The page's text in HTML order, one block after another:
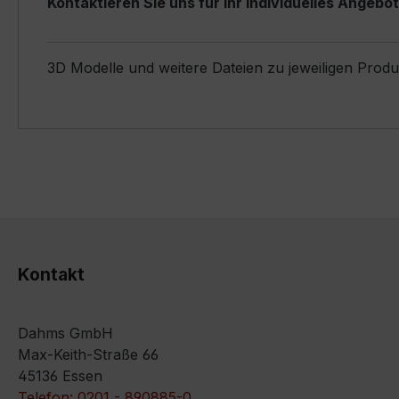
3D Modelle und weitere Dateien zu jeweiligen
Kontakt
Dahms GmbH
Max-Keith-Straße 66
45136 Essen